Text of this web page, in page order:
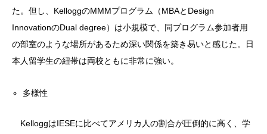
た。但し、KelloggのMMMプログラム（MBAとDesign
InnovationのDual degree）は小規模で、同プログラム参加者用
の部室のような場所があるため深い関係を築き易いと感じた。日
本人留学生の紐帯は両校ともに非常に強い。
多様性
KelloggはIESEに比べてアメリカ人の割合が圧倒的に高く、学